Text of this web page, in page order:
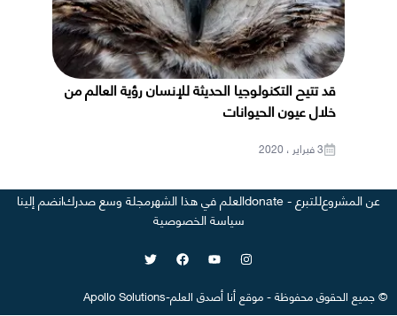
قد تتيح التكنولوجيا الحديثة للإنسان رؤية العالم من
خلال عيون الحيوانات
3 فبراير ، 2020
عن المشروعللتبرع - donate العلم في هذا الشهرمجلة وسع صدركانضم إلينا
سياسة الخصوصية
©جميع الحقوق محفوظة-موقعأنا أصدق العلم-
Apollo Solutions